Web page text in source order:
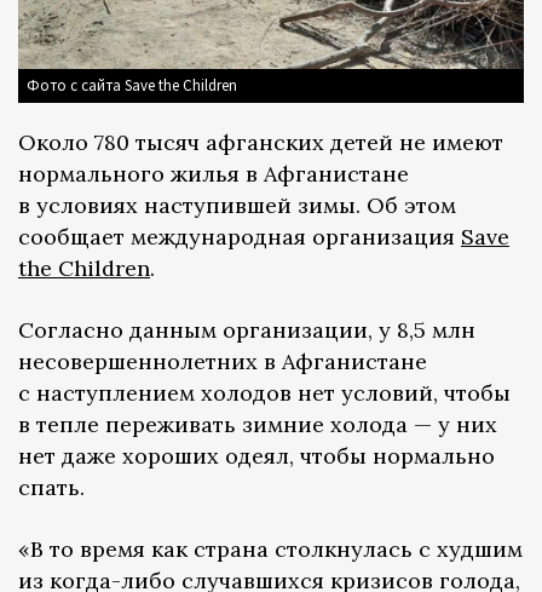
Фото с сайта Save the Children
Около 780 тысяч афганских детей не имеют
нормального жилья в Афганистане
в условиях наступившей зимы. Об этом
сообщает международная организация Save
the Children.
Согласно данным организации, у 8,5 млн
несовершеннолетних в Афганистане
с наступлением холодов нет условий, чтобы
в тепле переживать зимние холода — у них
нет даже хороших одеял, чтобы нормально
спать.
«В то время как страна столкнулась с худшим
из когда-либо случавшихся кризисов голода,